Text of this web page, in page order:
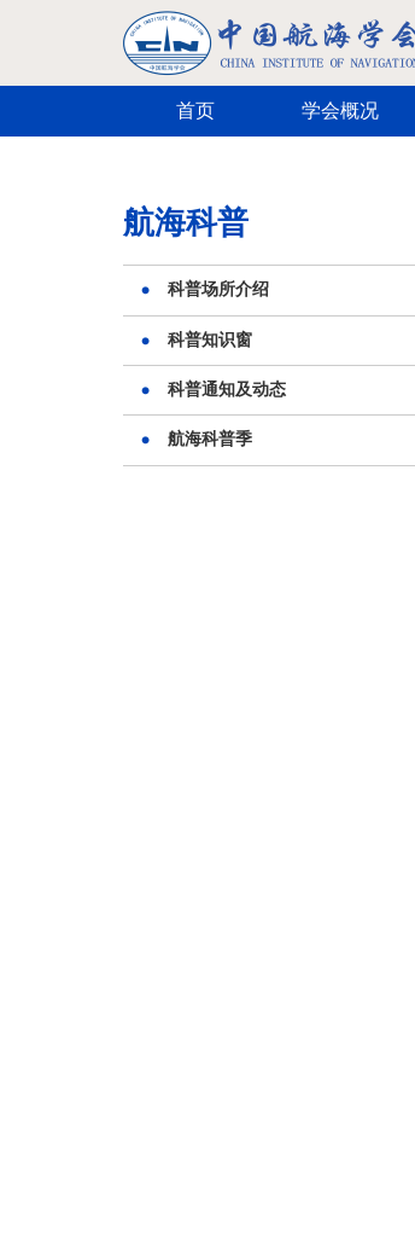
首页 学会概况
航海科普
科普场所介绍
科普知识窗
科普通知及动态
航海科普季